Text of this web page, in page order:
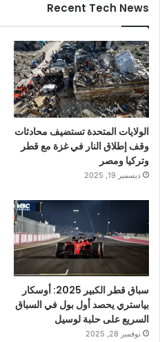
Recent Tech News
الولايات المتحدة تستضيف محادثات
وقف إطلاق النار في غزة مع قطر
وتركيا ومصر
ديسمبر 19, 2025
سباق قطر الكبير 2025: أوسكار
بياستري يحصد أول بول في السباق
السريع على حلبة لوسيل
نوفمبر 28, 2025